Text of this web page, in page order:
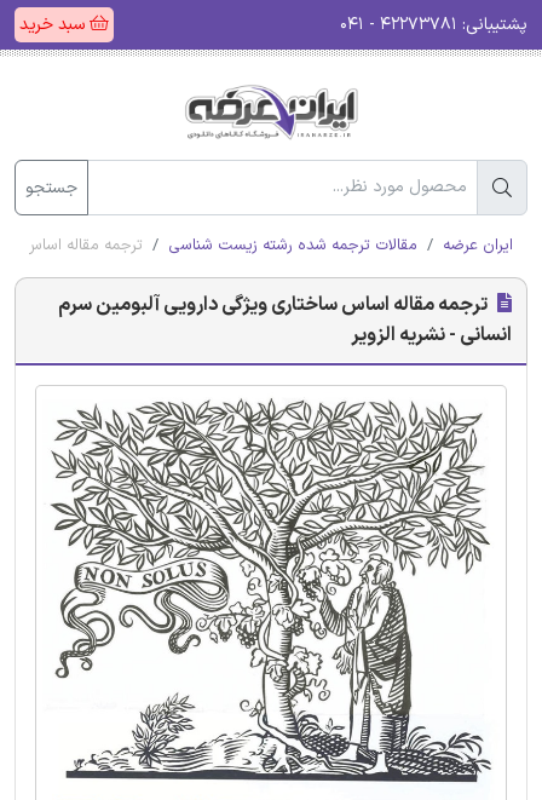
پشتیبانی: سبد خرید
جستجو
ایران عرضه مقالات ترجمه شده رشته زیست شناسی ترجمه مقاله اساس
ترجمه مقاله اساس ساختاری ویژگی دارویی آلبومین سرم
انسانی - نشریه الزویر